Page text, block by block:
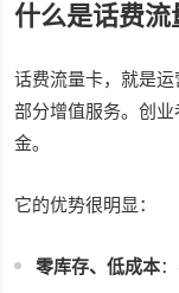
什么是话费流
话费流量卡，就是
部分增值服务。创
金。
它的优势很明显：
零库存、低成本